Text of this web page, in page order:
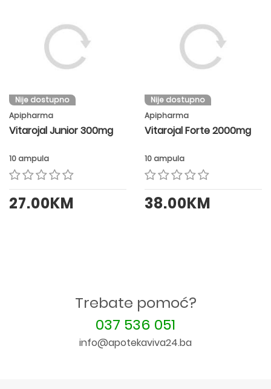
Nije dostupno
Apipharma
Vitarojal Junior 300mg
10 ampula
27.00KM
Nije dostupno
Apipharma
Vitarojal Forte 2000mg
10 ampula
38.00KM
Trebate pomoć?
037 536 051
info@apotekaviva24.ba